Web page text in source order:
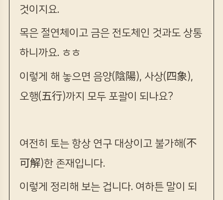
것이지요.
목은 절연체이고 금은 전도체인 것과도 상통
하니까요. ㅎㅎ
이렇게 해 놓으면 음양(陰陽), 사상(四象),
오행(五行)까지 모두 포괄이 되나요?
여전히 토는 항상 연구 대상이고 불가해(不
可解)한 존재입니다.
이렇게 정리해 보는 겁니다. 여하튼 말이 되